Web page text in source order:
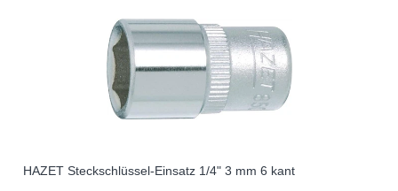
HAZET Steckschlüssel-Einsatz 1/4" 3 mm 6 kant